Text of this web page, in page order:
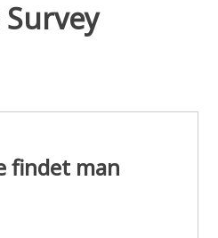
Survey
findet man